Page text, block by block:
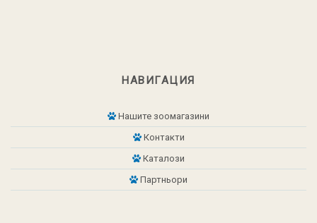
НАВИГАЦИЯ
Нашите зоомагазини
Контакти
Каталози
Партньори